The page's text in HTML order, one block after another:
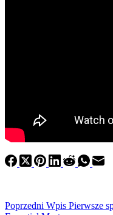
Poprzedni Wpis Pierwsze